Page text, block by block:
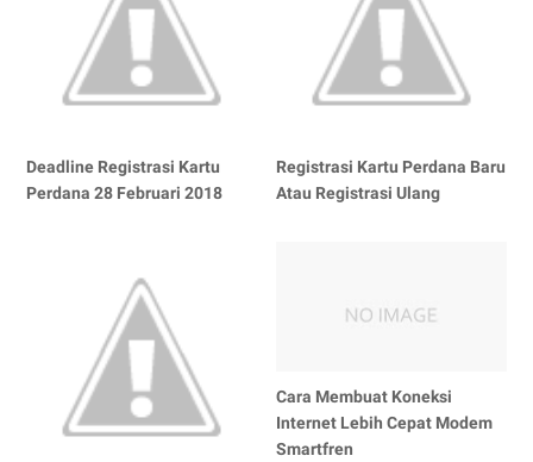
Deadline Registrasi Kartu
Perdana 28 Februari 2018
Registrasi Kartu Perdana Baru
Atau Registrasi Ulang
Cara Membuat Koneksi
Internet Lebih Cepat Modem
Smartfren